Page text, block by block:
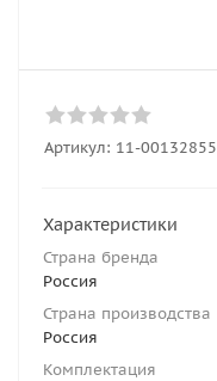
Артикул: 11-00132855
Характеристики
Страна бренда
Россия
Страна производства
Россия
Комплектация